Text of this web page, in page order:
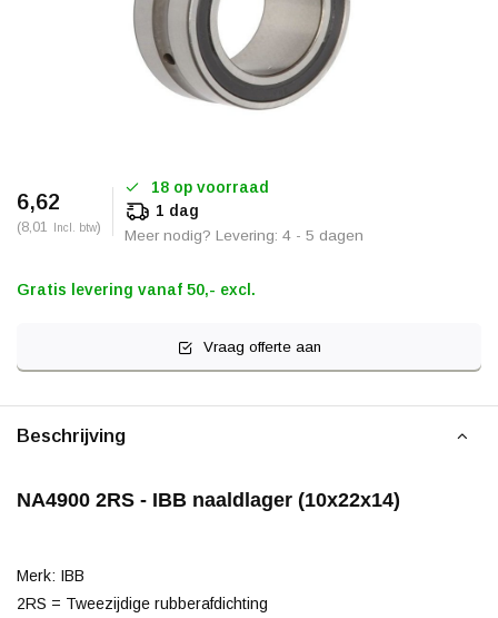
6,62
(8,01 Incl. btw)
18 op voorraad
1 dag
Meer nodig? Levering: 4 - 5 dagen
Gratis levering vanaf 50,- excl.
Vraag offerte aan
Beschrijving
NA4900 2RS - IBB naaldlager (10x22x14)
Merk: IBB
2RS = Tweezijdige rubberafdichting